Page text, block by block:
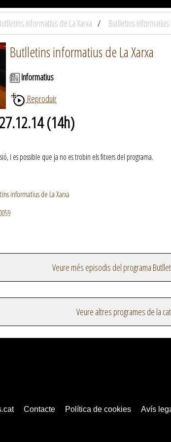
informatius de La Xarxa Butlletins informatius
Butlletins informatius de La Xarxa
Informatius
Reproduir
(14h)
i es possible que ja no es trobin els fitxers del programa.
informatius de La Xarxa
Veure més episodis del programa
Veure altres programes de la
Contacte Política de cookies Avís